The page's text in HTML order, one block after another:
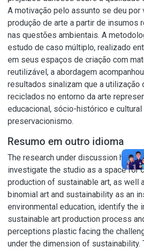
A motivação pelo assunto se deu por
produção de arte a partir de insumos
nas questões ambientais. A
estudo de caso múltiplo, realizado
em seus espaços de criação com
reutilizável, a abordagem
resultados sinalizam que a utilização
reciclados no entorno da arte
educacional, sócio-histórico e cultural
preservacionismo.
Resumo em outro idioma
The research under discussion has
investigate the studio as a space for
production of sustainable art, as well
binomial art and sustainability as an
environmental education, identify the
sustainable art production process
perceptions plastic facing the
under the dimension of